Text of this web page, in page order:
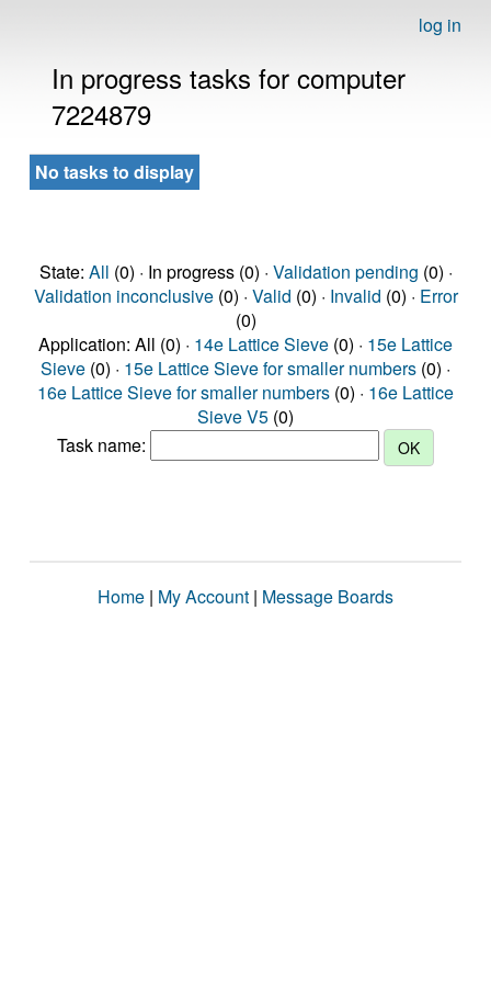
log in
In progress tasks for computer
7224879
No tasks to display
State: All (0) · In progress (0) · Validation pending (0) ·
Validation inconclusive(0) · Valid (0) · Invalid (0) · Error
(0)
Application: All (0) · 14e Lattice Sieve (0) · 15e Lattice
Sieve (0) · 15e Lattice Sieve for smaller numbers (0) ·
16e Lattice Sieve for smaller numbers (0) · 16e Lattice
Sieve V5 (0)
Task name:
Home | My Account | Message Boards